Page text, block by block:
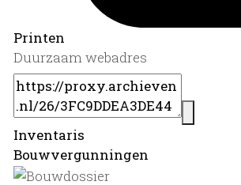
Printen
Duurzaam webadres
Inventaris
Bouwvergunningen